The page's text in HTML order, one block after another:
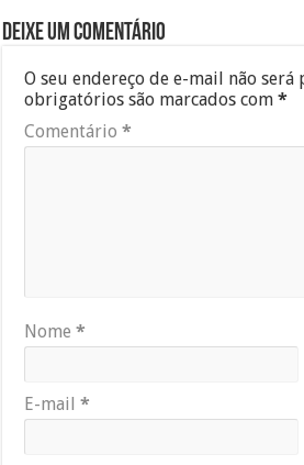
Deixe um comentário
O seu endereço de e-mail não será
obrigatórios são marcados com*
Comentário*
Nome*
E-mail*